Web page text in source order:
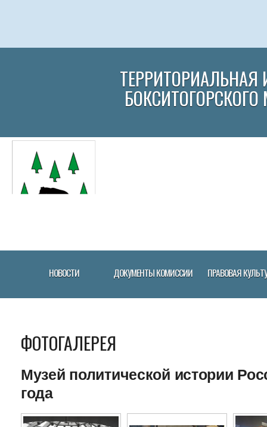
НОВОСТИ ДОКУМЕНТЫ КОМИССИИ ПРАВОВАЯ
ФОТОГАЛЕРЕЯ
Музей политической истории
года